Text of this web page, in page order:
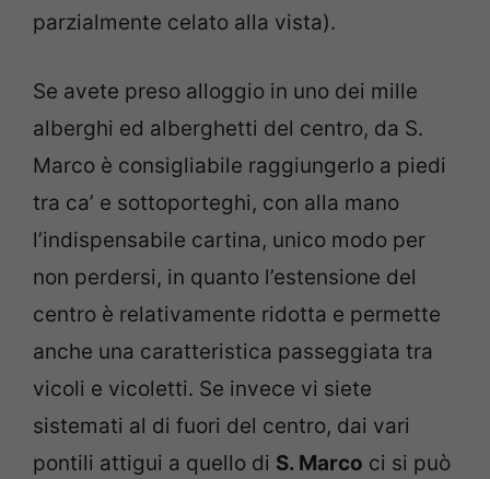
parzialmente celato alla vista).
Se avete preso alloggio in uno dei mille
alberghi ed alberghetti del centro, da S.
Marco è consigliabile raggiungerlo a piedi
tra ca’ e sottoporteghi, con alla mano
l’indispensabile cartina, unico modo per
non perdersi, in quanto l’estensione del
centro è relativamente ridotta e permette
anche una caratteristica passeggiata tra
vicoli e vicoletti. Se invece vi siete
sistemati al di fuori del centro, dai vari
pontili attigui a quello di S. Marco ci si può